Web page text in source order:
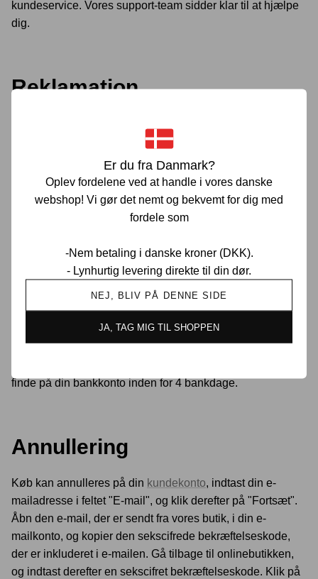
Er du fra Danmark?
Oplev fordelene ved at handle i vores danske
webshop! Vi gør det nemt og bekvemt for dig med
fordele som
-Nem betaling i danske kroner (DKK).
- Lynhurtig levering direkte til din dør.
NEJ, BLIV PÅ DENNE SIDE
JA, TAG MIG TIL SHOPPEN
kundeservice. Vores support-team sidder klar til at hjælpe
dig.
Reklamation
reklamere over et produkt, bedes du kontakte vores
Du vil herefter blive informeret om det eventuelle videre
forløb i forbindelse med din reklamation.
Refundering
Vi har en behandlingstid på op til 10 hverdage fra vi
modtager din returpakke, til den er behandlet hos os. Når
returneringen er behandlet, modtager du en mail om at der
finde på din bankkonto inden for 4 bankdage.
Annullering
Køb kan annulleres på din kundekonto, indtast din e-
mailadresse i feltet "E-mail", og klik derefter på "Fortsæt".
Åbn den e-mail, der er sendt fra vores butik, i din e-
mailkonto, og kopier den sekscifrede bekræftelseskode,
der er inkluderet i e-mailen. Gå tilbage til onlinebutikken,
og indtast derefter en sekscifret bekræftelseskode. Klik på